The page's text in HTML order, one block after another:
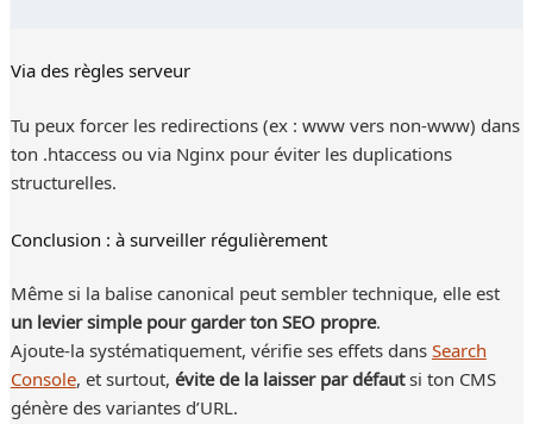
Via des règles serveur
Tu peux forcer les redirections (ex : www vers non-www) dans
ton .htaccess ou via Nginx pour éviter les duplications
structurelles.
Conclusion : à surveiller régulièrement
Même si la balise canonical peut sembler technique, elle est
un levier simple pour garder ton SEO propre.
Ajoute-la systématiquement, vérifie ses effets dansSearch
Console, et surtout,évite de la laisser par défautsi ton CMS
génère des variantes d’URL.